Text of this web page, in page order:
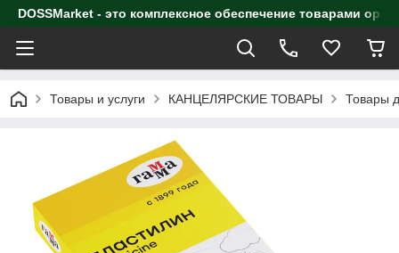
DOSSMarket - это комплексное обеспечение товарами
Товары и услуги КАНЦЕЛЯРСКИЕ ТОВАРЫ Товары